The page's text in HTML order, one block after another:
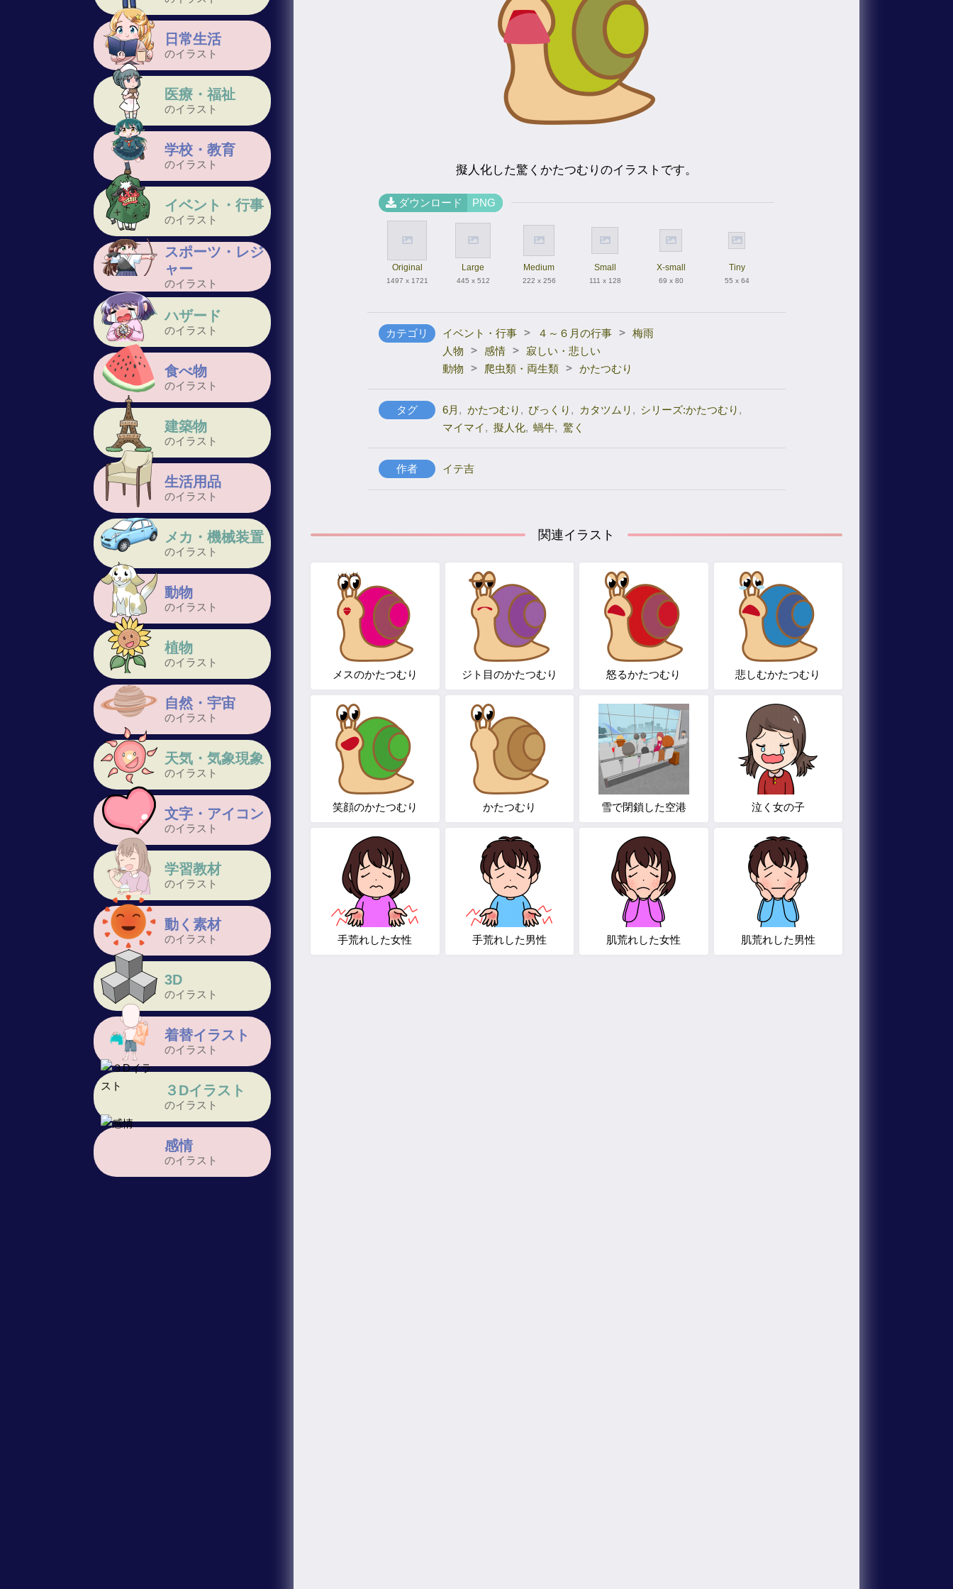
日常生活
のイラスト
医療・福祉
のイラスト
学校・教育
のイラスト
イベント・行事
のイラスト
スポーツ・レジ
ャー
のイラスト
ハザード
のイラスト
食べ物
のイラスト
建築物
のイラスト
生活用品
のイラスト
メカ・機械装置
のイラスト
動物
のイラスト
植物
のイラスト
自然・宇宙
のイラスト
天気・気象現象
のイラスト
文字・アイコン
のイラスト
学習教材
のイラスト
動く素材
のイラスト
3D
のイラスト
着替イラスト
のイラスト
３Dイラスト
のイラスト
感情
のイラスト
擬人化した驚くかたつむりのイラストです。
ダウンロード PNG
Original
1497 x 1721
Large
445 x 512
Medium
222 x 256
Small
111 x 128
X-small
69 x 80
Tiny
55 x 64
カテゴリ イベント・行事 > ４～６月の行事 > 梅雨
人物
> 感情 >
寂しい・悲しい
動物
> 爬虫類・両生類 > かたつむり
タグ 6月 , かたつむり , びっくり , カタツムリ , シリーズ:かたつむり ,
マイマイ, 擬人化, 蝸牛, 驚く
作者 イテ吉
関連イラスト
メスのかたつむり ジト目のかたつむり 怒るかたつむり 悲しむかたつむり
笑顔のかたつむり かたつむり 雪で閉鎖した空港 泣く女の子
手荒れした女性 手荒れした男性 肌荒れした女性 肌荒れした男性